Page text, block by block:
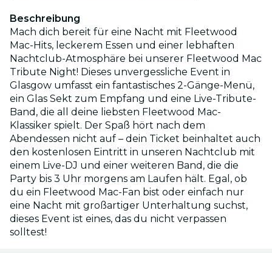
Beschreibung
Mach dich bereit für eine Nacht mit Fleetwood
Mac-Hits, leckerem Essen und einer lebhaften
Nachtclub-Atmosphäre bei unserer Fleetwood Mac
Tribute Night! Dieses unvergessliche Event in
Glasgow umfasst ein fantastisches 2-Gänge-Menü,
ein Glas Sekt zum Empfang und eine Live-Tribute-
Band, die all deine liebsten Fleetwood Mac-
Klassiker spielt. Der Spaß hört nach dem
Abendessen nicht auf – dein Ticket beinhaltet auch
den kostenlosen Eintritt in unseren Nachtclub mit
einem Live-DJ und einer weiteren Band, die die
Party bis 3 Uhr morgens am Laufen hält. Egal, ob
du ein Fleetwood Mac-Fan bist oder einfach nur
eine Nacht mit großartiger Unterhaltung suchst,
dieses Event ist eines, das du nicht verpassen
solltest!